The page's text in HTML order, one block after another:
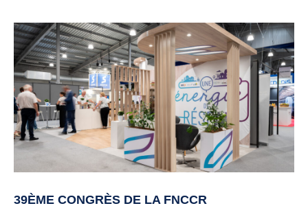
39ÈME CONGRÈS DE LA FNCCR